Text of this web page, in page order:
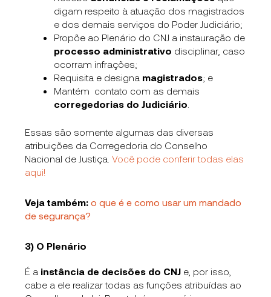
digam respeito à atuação dos magistrados
e dos demais serviços do Poder Judiciário;
Propõe ao Plenário do CNJ a instauração de
processo administrativo disciplinar, caso
ocorram infrações;
Requisita e designa magistrados; e
Mantém contato com as demais
corregedorias do Judiciário
Essas são somente algumas das diversas
atribuições da Corregedoria do Conselho
Nacional de Justiça.Você pode conferir todas elas
aqui!
Veja também:o que é e como usar um mandado
de segurança?
3) O Plenário
É a instância de decisões do CNJ e, por isso,
cabe a ele realizar todas as funções atribuídas ao